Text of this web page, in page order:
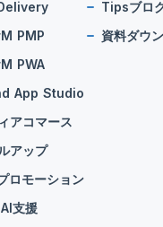
PMP
PWA
App Studio
アコマース
アップ
ロモーション
支援
Tipsブロ
資料ダウ